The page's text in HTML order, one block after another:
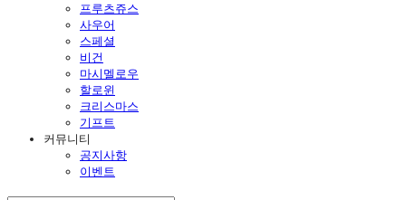
프루츠쥬스
사우어
스페셜
비건
마시멜로우
할로윈
크리스마스
기프트
커뮤니티
공지사항
이벤트